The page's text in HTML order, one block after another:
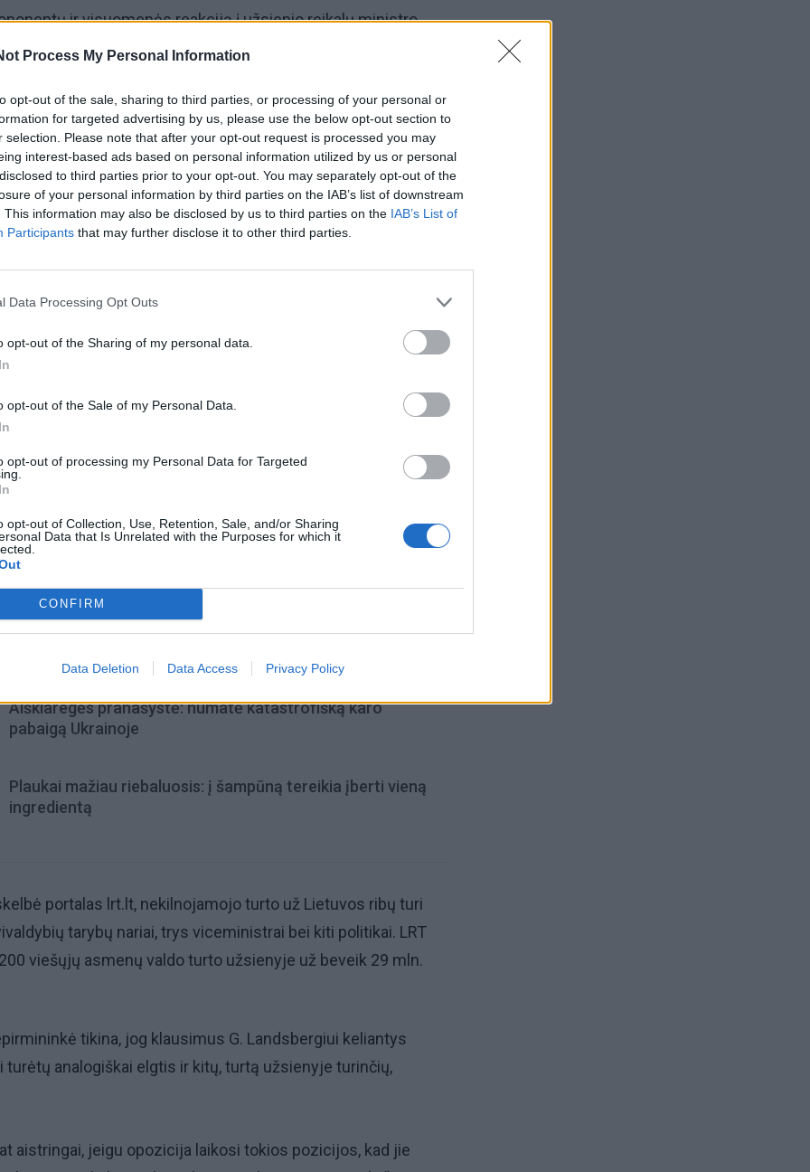
Process My Personal Information
opt-out of the sale, sharing to third parties, or processing of your personal or
for targeted advertising by us, please use the below opt-out section to
selection. Please note that after your opt-out request is processed you may
interest-based ads based on personal information utilized by us or personal
to third parties prior to your opt-out. You may separately opt-out of the
of your personal information by third parties on the IAB’s list of downstream
This information may also be disclosed by us to third parties on the IAB’s List of
Participants that may further disclose it to other third parties.
Data Processing Opt Outs
opt-out of the Sharing of my personal data.
opt-out of the Sale of my Personal Data.
opt-out of processing my Personal Data for Targeted
opt-out of Collection, Use, Retention, Sale, and/or Sharing
Data that Is Unrelated with the Purposes for which it
CONFIRM
Data Deletion Data Access Privacy Policy
ir visuomenės reakciją į užsienio reikalų ministro
ji sieja su išankstiniu nusistatymu prieš konservatorių
ir priežasčių. Žmonėms, kurie imasi šios partijos
politikoje niekada nebūna lengvas. Yra tam tikras dalies
į mūsų partiją, galbūt ir kažkokie standartai keliami
Aiškiaregės pranašystė: numatė katastrofišką karo
pabaigą Ukrainoje
Plaukai mažiau riebaluosis: į šampūną tereikia įberti vieną
ingredientą
portalas lrt.lt, nekilnojamojo turto už Lietuvos ribų turi
tarybų nariai, trys viceministrai bei kiti politikai. LRT
viešųjų asmenų valdo turto užsienyje už beveik 29 mln.
tikina, jog klausimus G. Landsbergiui keliantys
analogiškai elgtis ir kitų, turtą užsienyje turinčių,
aistringai, jeigu opozicija laikosi tokios pozicijos, kad jie